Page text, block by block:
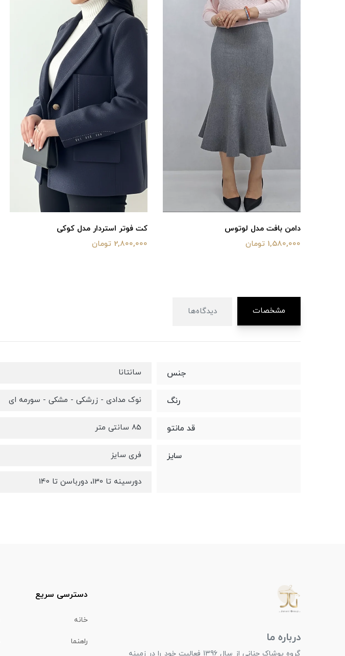
دامن بافت مدل لوتوس
1,580,000 تومان
کت فوتر استردار مدل کوکی
2,800,000 تومان
مشخصات دیدگاه‌ها
جنس سانتانا
رنگ نوک مدادی - زرشکی - مشکی - سورمه ای
قد مانتو 85 سانتی متر
سایز فری سایز
دورسینه تا 130، دورباسن تا 140
درباره ما
گروه پوشاک جنانی از سال 1396 فعالیت خود را در زمینه
دسترسی سریع
خانه
راهنما